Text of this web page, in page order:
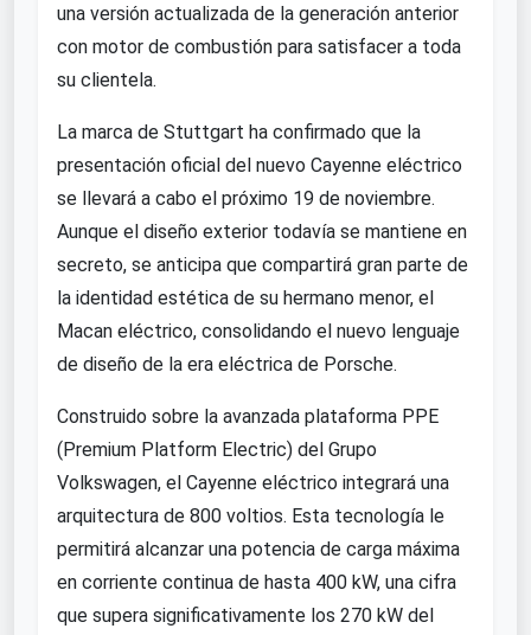
una versión actualizada de la generación anterior
con motor de combustión para satisfacer a toda
su clientela.
La marca de Stuttgart ha confirmado que la
presentación oficial del nuevo Cayenne eléctrico
se llevará a cabo el próximo 19 de noviembre.
Aunque el diseño exterior todavía se mantiene en
secreto, se anticipa que compartirá gran parte de
la identidad estética de su hermano menor, el
Macan eléctrico, consolidando el nuevo lenguaje
de diseño de la era eléctrica de Porsche.
Construido sobre la avanzada plataforma PPE
(Premium Platform Electric) del Grupo
Volkswagen, el Cayenne eléctrico integrará una
arquitectura de 800 voltios. Esta tecnología le
permitirá alcanzar una potencia de carga máxima
en corriente continua de hasta 400 kW, una cifra
que supera significativamente los 270 kW del